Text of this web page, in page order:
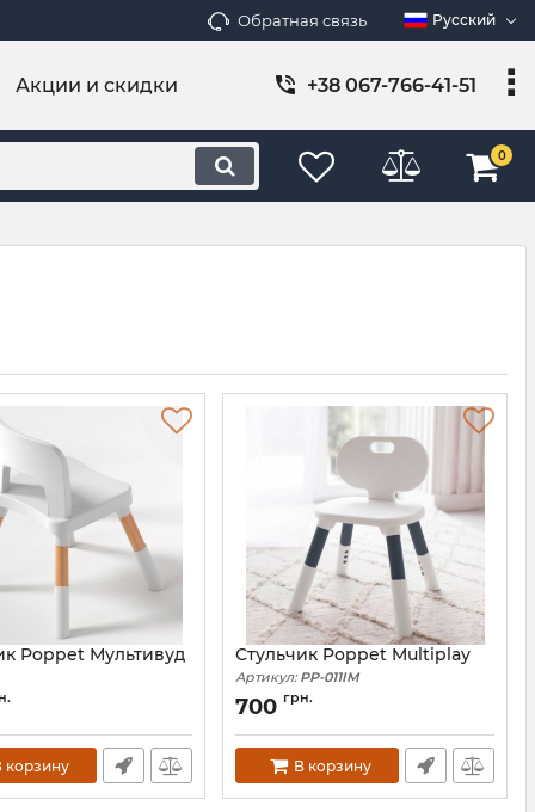
Обратная связь Русский
Акции и скидки +38 067-766-41-51
0
Poppet Мультивуд
PP-016M
корзину
Стульчик Poppet Multiplay
Артикул:PP-011IM
700 грн.
В корзину